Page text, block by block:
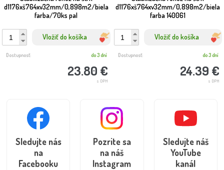
d1176xš764xv32mm/0,898m2/biela
farba/70ks pal
Vložiť do košíka
23.80 €
s DPH
Dostupnosť: do 3 dní
d1176xš764xv32mm/0,898m2/biela
farba 140061
Vložiť do košíka
24.39 €
s DPH
Dostupnosť: do 3 dní
Sledujte nás
na
Facebooku
Pozrite sa
na náš
Instagram
Sledujte náš
YouTube
kanál